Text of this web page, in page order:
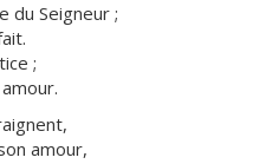
du Seigneur ;
;
amour,